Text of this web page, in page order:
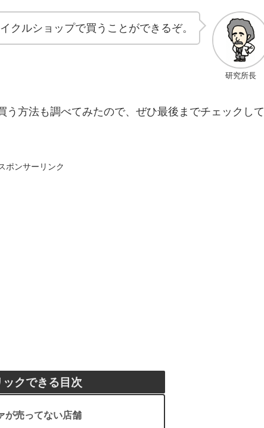
研究所長
クルショップで買うことができるぞ。
う方法も調べてみたので、ぜひ最後までチェックして
ポンサーリンク
ックできる目次
が売ってない店舗